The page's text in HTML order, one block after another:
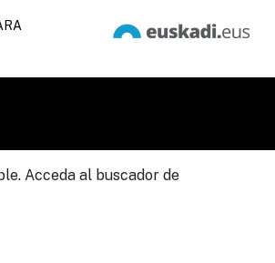
Acceda al buscador de